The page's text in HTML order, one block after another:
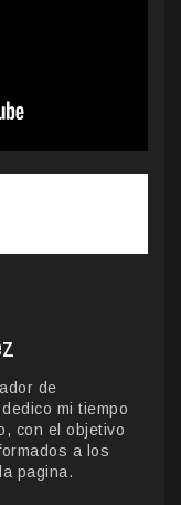
de
mi tiempo
con el objetivo
a los
pagina.